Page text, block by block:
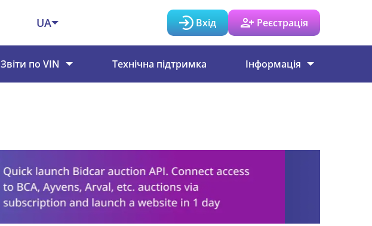
UA Вхід Реєстрація
Звіти по VIN Технічна підтримка Інформація